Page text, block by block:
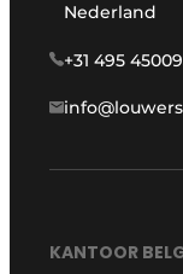
Nederland
+31 495
KANTOOR